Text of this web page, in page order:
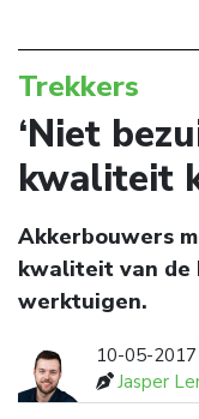
Trekkers
‘Niet
kwaliteit
Akkerbouwers
kwaliteit van de
werktuigen.
10-05-2017
Jasper